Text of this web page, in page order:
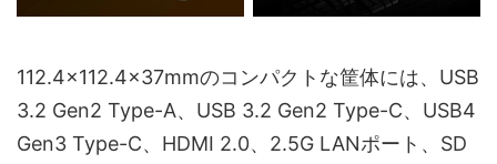
112.4×112.4×37mmのコンパクトな筐体には、USB
3.2 Gen2 Type-A、USB 3.2 Gen2 Type-C、USB4
Gen3 Type-C、HDMI 2.0、2.5G LANポート、SD